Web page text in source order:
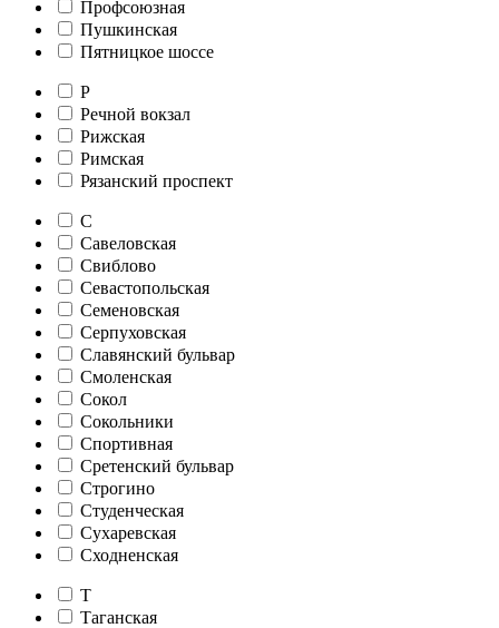
Профсоюзная
Пушкинская
Пятницкое шоссе
Р
Речной вокзал
Рижская
Римская
Рязанский проспект
С
Савеловская
Свиблово
Севастопольская
Семеновская
Серпуховская
Славянский бульвар
Смоленская
Сокол
Сокольники
Спортивная
Сретенский бульвар
Строгино
Студенческая
Сухаревская
Сходненская
Т
Таганская